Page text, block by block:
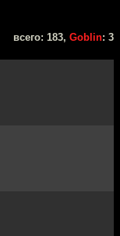
всего: 183, Goblin: 3